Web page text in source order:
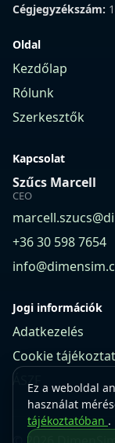
Ez a weboldal
használat
tájékoztatóban .
Cégjegyzékszám:
Oldal
Kezdőlap
Rólunk
Szerkesztők
Kapcsolat
Szűcs Marcell
CEO
+36 30 598 7654
Jogi információk
Adatkezelés
Cookie
ÁSZF